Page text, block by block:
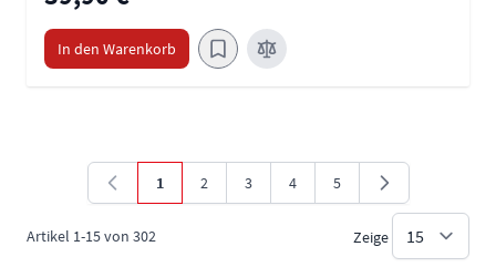
In den Warenkorb
Artikel 1-15von 302
Sie lesen gerade die Seite
1 Seite
2 Seite
3 Seite
4 Seite
5
Zeige